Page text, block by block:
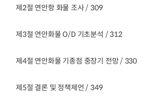
제2절 연안항 화물 조사 / 309
제3절 연안화물 O/D 기초분석 / 312
제4절 연안화물 기종점 중장기 전망 / 330
제5절 결론 및 정책제언 / 349